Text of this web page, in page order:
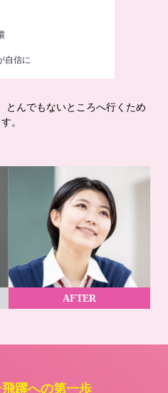
自信に
とんでもないところへ行くため
。
AFTER
躍への第一歩